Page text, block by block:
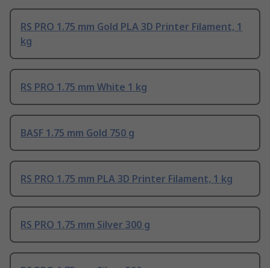
RS PRO 1.75 mm Gold PLA 3D Printer Filament, 1
kg
RS PRO 1.75 mm White 1 kg
BASF 1.75 mm Gold 750 g
RS PRO 1.75 mm PLA 3D Printer Filament, 1 kg
RS PRO 1.75 mm Silver 300 g